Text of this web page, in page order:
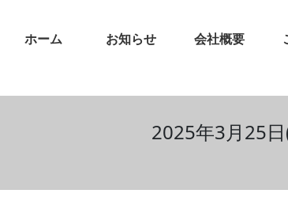
ホーム お知らせ 会社概要
2025年3月25